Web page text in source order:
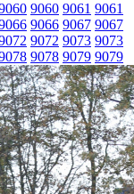
9060 9061 9061
9066 9067 9067
9072 9073 9073
9078 9079 9079